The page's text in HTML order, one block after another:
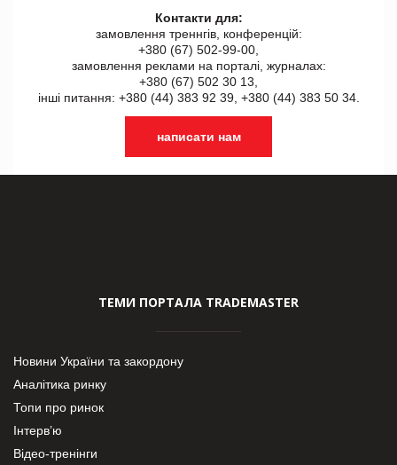
Контакти для:
замовлення треннгів, конференцій:
+380 (67) 502-99-00,
замовлення реклами на порталі, журналах:
+380 (67) 502 30 13,
інші питання: +380 (44) 383 92 39, +380 (44) 383 50 34.
написати нам
ТЕМИ ПОРТАЛА TRADEMASTER
Новини України та закордону
Аналітика ринку
Топи про ринок
Інтерв’ю
Відео-тренінги